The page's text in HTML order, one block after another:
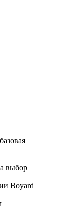
выбор
Boyard